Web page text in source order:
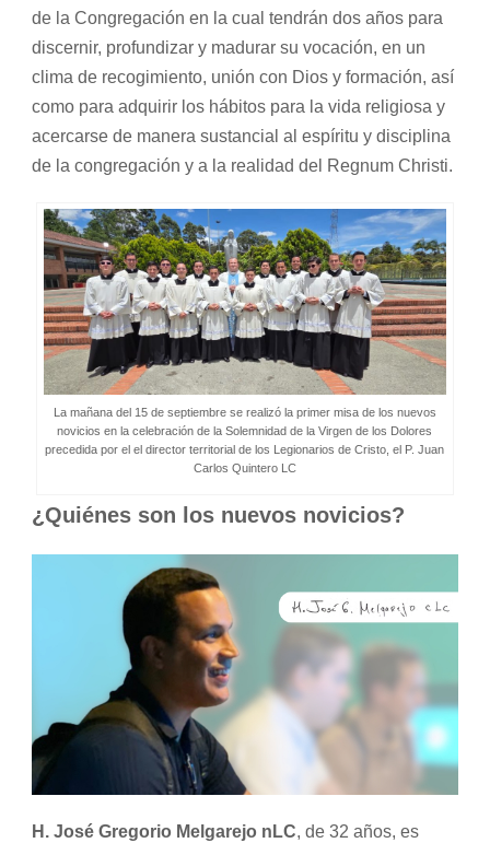
de la Congregación en la cual tendrán dos años para
discernir, profundizar y madurar su vocación, en un
clima de recogimiento, unión con Dios y formación, así
como para adquirir los hábitos para la vida religiosa y
acercarse de manera sustancial al espíritu y disciplina
de la congregación y a la realidad del Regnum Christi.
La mañana del 15 de septiembre se realizó la primer misa de los nuevos
novicios en la celebración de la Solemnidad de la Virgen de los Dolores
precedida por el el director territorial de los Legionarios de Cristo, el P. Juan
Carlos Quintero LC
¿Quiénes son los nuevos novicios?
H. José Gregorio Melgarejo nLC, de 32 años, es